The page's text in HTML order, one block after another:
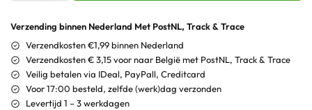
Verzending binnen Nederland Met PostNL, Track & Trace
Verzendkosten €1,99 binnen Nederland
Verzendkosten € 3,15 voor naar België met PostNL, Track & Trace
Veilig betalen via IDeal, PayPall, Creditcard
Voor 17:00 besteld, zelfde (werk)dag verzonden
Levertijd 1 – 3 werkdagen